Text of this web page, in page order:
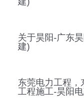
关于昊阳-广东
建)
东莞电力工程，
工程施工-昊阳